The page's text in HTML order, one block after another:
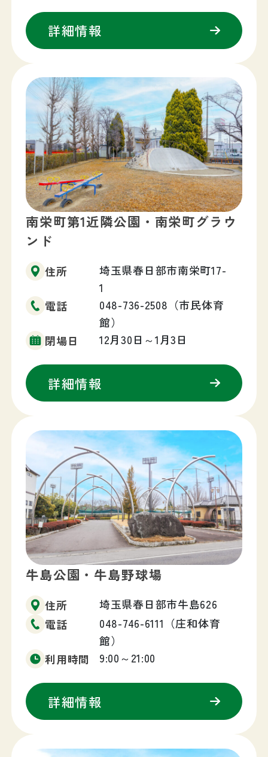
詳細情報
南栄町第1近隣公園・南栄町グラウ
ンド
住所
埼玉県春日部市南栄町17-
1
電話
048-736-2508（市民体育
館）
閉場日
12月30日～1月3日
詳細情報
牛島公園・牛島野球場
住所
埼玉県春日部市牛島626
電話
048-746-6111（庄和体育
館）
利用時間
9:00～21:00
詳細情報